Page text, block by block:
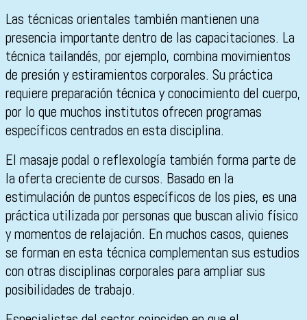
Las técnicas orientales también mantienen una
presencia importante dentro de las capacitaciones. La
técnica tailandés, por ejemplo, combina movimientos
de presión y estiramientos corporales. Su práctica
requiere preparación técnica y conocimiento del cuerpo,
por lo que muchos institutos ofrecen programas
específicos centrados en esta disciplina.
El masaje podal o reflexología también forma parte de
la oferta creciente de cursos. Basado en la
estimulación de puntos específicos de los pies, es una
práctica utilizada por personas que buscan alivio físico
y momentos de relajación. En muchos casos, quienes
se forman en esta técnica complementan sus estudios
con otras disciplinas corporales para ampliar sus
posibilidades de trabajo.